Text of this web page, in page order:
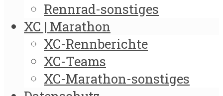
Rennrad-sonstiges
XC | Marathon
XC-Rennberichte
XC-Teams
XC-Marathon-sonstiges